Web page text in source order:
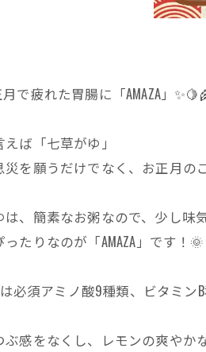
で疲れた胃腸に「AMAZA」
ば「七草がゆ」
災を願うだけでなく、お正月
は、簡素なお粥なので、少し味
たりなのが「AMAZA」です！🌞
は必須アミノ酸9種類、ビタミ
ぶ感をなくし、レモンの爽やか